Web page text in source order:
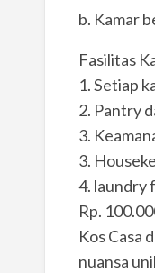
b. Kamar
Fasilitas
1. Setiap
2. Pantry
3.
3.
4. laundry
Rp.
Kos Casa
nuansa